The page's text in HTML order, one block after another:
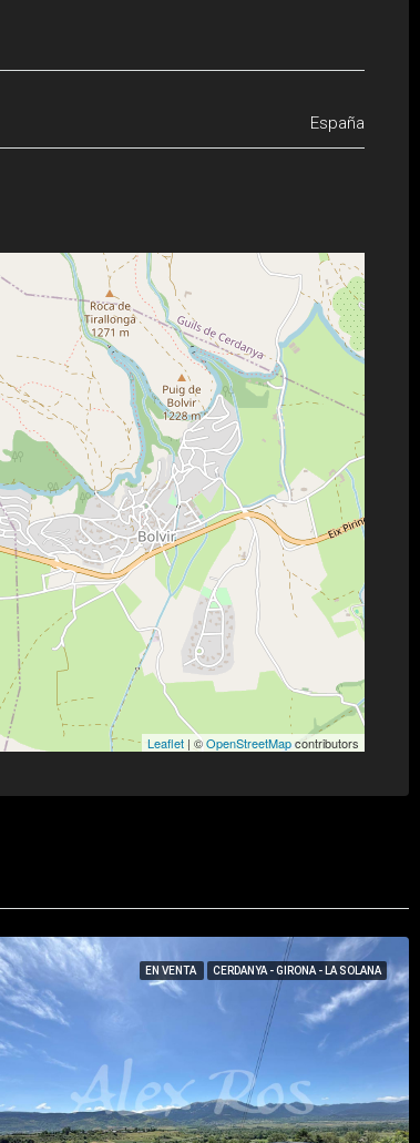
España
Leaflet | ©OpenStreetMapcontributors
EN VENTA CERDANYA - GIRONA - LA SOLANA